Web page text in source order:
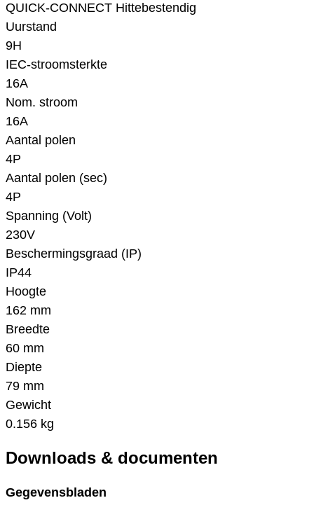
QUICK-CONNECT Hittebestendig
Uurstand
9H
IEC-stroomsterkte
16A
Nom. stroom
16A
Aantal polen
4P
Aantal polen (sec)
4P
Spanning (Volt)
230V
Beschermingsgraad (IP)
IP44
Hoogte
162 mm
Breedte
60 mm
Diepte
79 mm
Gewicht
0.156 kg
Downloads & documenten
Gegevensbladen